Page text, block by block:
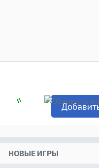
НОВЫЕ ИГРЫ